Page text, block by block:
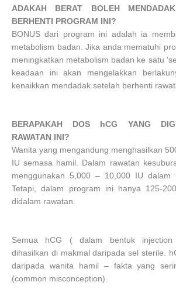
ADAKAH BERAT BOLEH
BERHENTI PROGRAM INI?
BONUS dari program ini adalah ia
metabolism badan. Jika anda mematuhi
meningkatkan metabolism badan ke satu
keadaan ini akan mengelakkan
kenaikkan mendadak setelah berhenti
BERAPAKAH DOS hCG YANG
RAWATAN INI?
Wanita yang mengandung menghasilkan
IU semasa hamil. Dalam rawatan
menggunakan 5,000 – 10,000 IU dalam
Tetapi, dalam program ini hanya 125-
didalam rawatan.
Semua hCG ( dalam bentuk injection
dihasilkan di makmal daripada sel sterile.
daripada wanita hamil – fakta yang
(common misconception).